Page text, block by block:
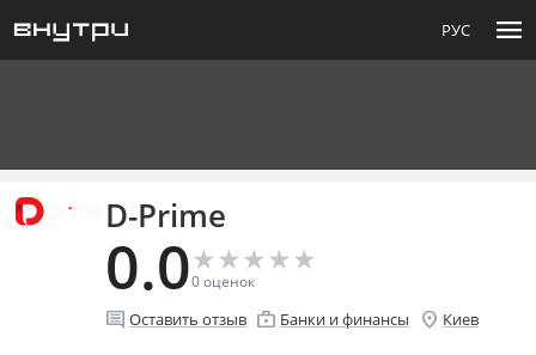
РУС menu
D-Prime
0.0★
★★
★★
★★
★★
★
0оценок
comment Оставить отзыв enterprise Банки и финансы location_on Киев